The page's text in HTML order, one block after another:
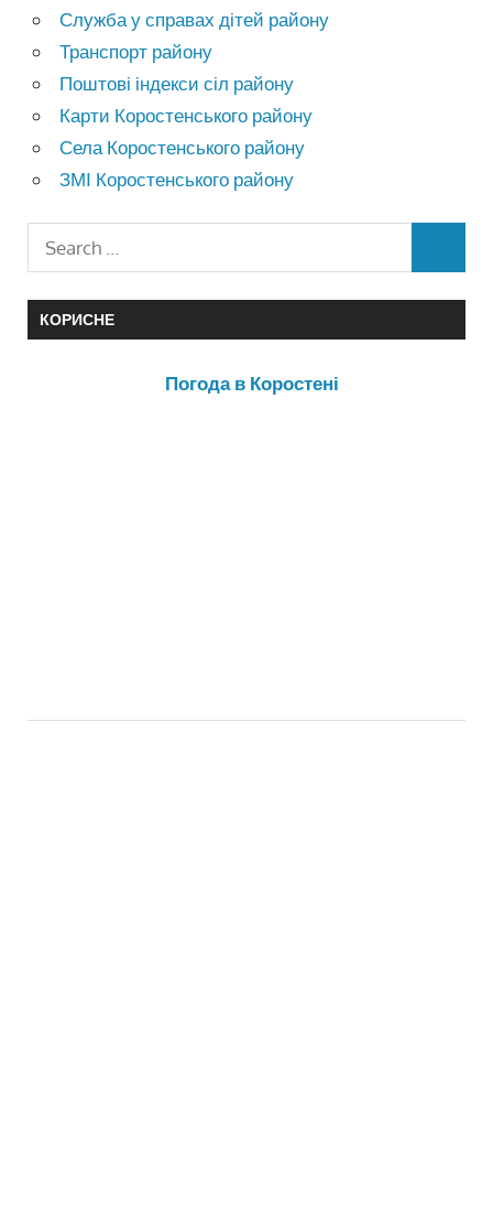
Служба у справах дітей району
Транспорт району
Поштові індекси сіл району
Карти Коростенського району
Села Коростенського району
ЗМІ Коростенського району
КОРИСНЕ
Погода в Коростені